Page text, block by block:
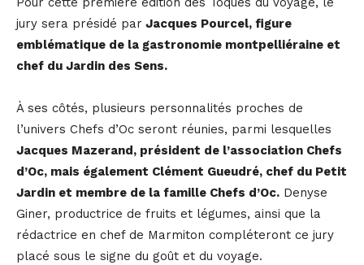
jury sera présidé par Jacques Pourcel, figure
emblématique de la gastronomie montpelliéraine et
chef du Jardin des Sens.
À ses côtés, plusieurs personnalités proches de
l’univers Chefs d’Oc seront réunies, parmi lesquelles
Jacques Mazerand, président de l’association Chefs
d’Oc, mais également Clément Gueudré, chef du Petit
Jardin et membre de la famille Chefs d’Oc. Denyse
Giner, productrice de fruits et légumes, ainsi que la
rédactrice en chef de Marmiton compléteront ce jury
placé sous le signe du goût et du voyage.